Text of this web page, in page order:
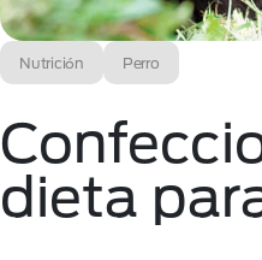
Nutrición Perro
dieta